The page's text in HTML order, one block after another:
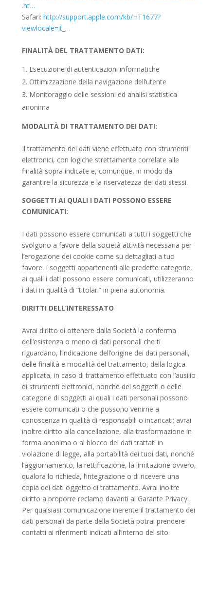
.ht…
Safari: http://support.apple.com/kb/HT1677?
viewlocale=it_…
FINALITÀ DEL TRATTAMENTO DATI:
Esecuzione di autenticazioni informatiche
Ottimizzazione della navigazione dell’utente
Monitoraggio delle sessioni ed analisi statistica
anonima
MODALITÀ DI TRATTAMENTO DEI DATI:
Il trattamento dei dati viene effettuato con strumenti
elettronici, con logiche strettamente correlate alle
finalità sopra indicate e, comunque, in modo da
garantire la sicurezza e la riservatezza dei dati stessi.
SOGGETTI AI QUALI I DATI POSSONO ESSERE
COMUNICATI:
I dati possono essere comunicati a tutti i soggetti che
svolgono a favore della società attività necessaria per
l’erogazione dei cookie come su dettagliati a tuo
favore. I soggetti appartenenti alle predette categorie,
ai quali i dati possono essere comunicati, utilizzeranno
i dati in qualità di “titolari” in piena autonomia.
DIRITTI DELL’INTERESSATO
Avrai diritto di ottenere dalla Società la conferma
dell’esistenza o meno di dati personali che ti
riguardano, l’indicazione dell’origine dei dati personali,
delle finalità e modalità del trattamento, della logica
applicata, in caso di trattamento effettuato con l’ausilio
di strumenti elettronici, nonché dei soggetti o delle
categorie di soggetti ai quali i dati personali possono
essere comunicati o che possono venirne a
conoscenza in qualità di responsabili o incaricati; avrai
inoltre diritto alla cancellazione, alla trasformazione in
forma anonima o al blocco dei dati trattati in
violazione di legge, alla portabilità dei tuoi dati, nonché
l’aggiornamento, la rettificazione, la limitazione ovvero,
qualora lo richieda, l’integrazione o di ricevere una
copia dei dati oggetto di trattamento. Avrai inoltre
diritto a proporre reclamo davanti al Garante Privacy.
Per qualsiasi comunicazione inerente il trattamento dei
dati personali da parte della Società potrai prendere
contatti ai riferimenti indicati all’interno del sito.